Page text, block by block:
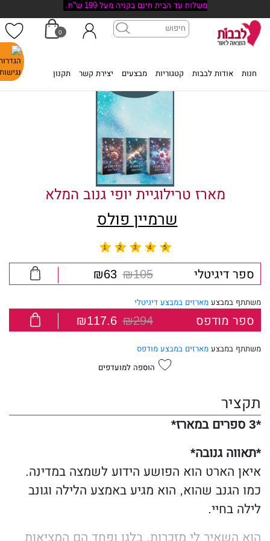
משלוח עד הבית חינם בקניה מעל 199 ש"ח.
חנות אודות לבבות קטגוריות מבצעים יצירת קשר תקנון
0
מארז טרילוגיית יופי גנוב המלא
שרמיין פולס
ספר דיגיטלי ₪105
₪63
משתתף במבצע מארזים במבצע דיגיטלי
ספר מודפס ₪294
₪117.6
משתתף במבצע מארזים במבצע מודפס
הוספה למועדפים
תקציר
*3 ספרים במארז*
*תאווה גנובה*
איאן הארט הוא הפושע הידוע לשמצה במדינה.
כמו הגנב שהוא, הוא מגיע באמצע הלילה וגונב
לילה בחיי.